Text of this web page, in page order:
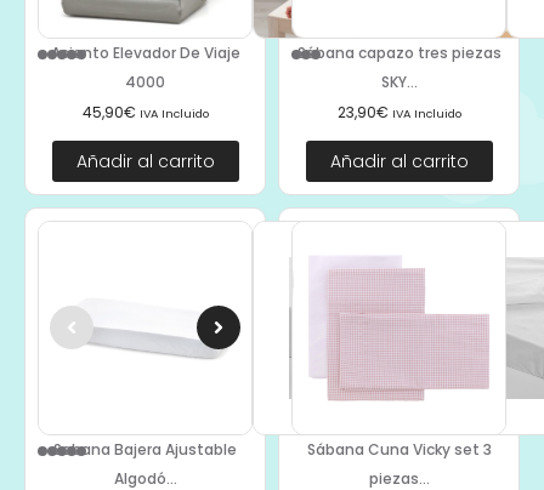
Asiento Elevador De Viaje
4000
45,90€ IVA Incluido
Añadir al carrito
Sábana capazo tres piezas
SKY...
23,90€ IVA Incluido
Añadir al carrito
Sabana Bajera Ajustable
Algodó...
Sábana Cuna Vicky set 3
piezas...